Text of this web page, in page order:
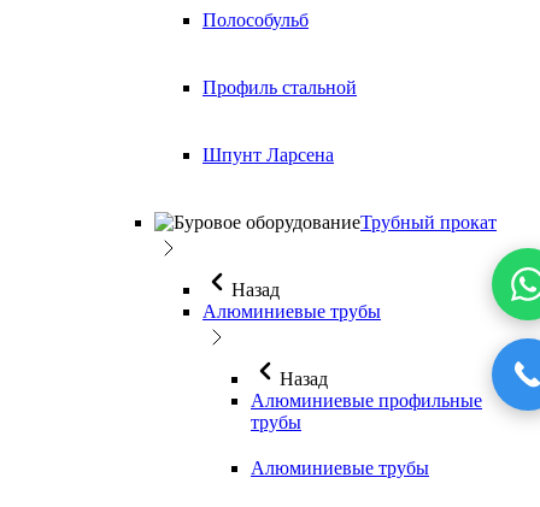
Полособульб
Профиль стальной
Шпунт Ларсена
Трубный прокат
Назад
Алюминиевые трубы
Назад
Алюминиевые профильные
трубы
Алюминиевые трубы